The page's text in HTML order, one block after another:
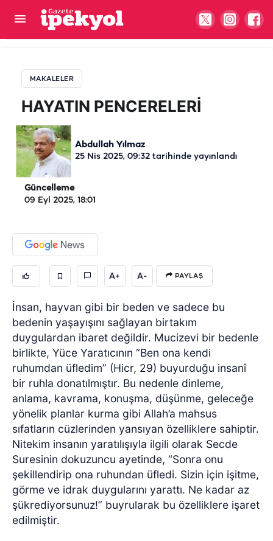
MAKALELER
HAYATIN PENCERELERİ
Abdullah Yılmaz
25 Nis 2025, 09:32 tarihinde yayınlandı
Güncelleme
09 Eyl 2025, 18:01
A+ A- PAYLAŞ
İnsan, hayvan gibi bir beden ve sadece bu
bedenin yaşayışını sağlayan birtakım
duygulardan ibaret değildir. Mucizevi bir bedenle
birlikte, Yüce Yaratıcının “Ben ona kendi
ruhumdan üfledim” (Hicr, 29) buyurduğu insanî
bir ruhla donatılmıştır. Bu nedenle dinleme,
anlama, kavrama, konuşma, düşünme, geleceğe
yönelik planlar kurma gibi Allah’a mahsus
sıfatların cüzlerinden yansıyan özelliklere sahiptir.
Nitekim insanın yaratılışıyla ilgili olarak Secde
Suresinin dokuzuncu ayetinde, “Sonra onu
şekillendirip ona ruhundan üfledi. Sizin için işitme,
görme ve idrak duygularını yarattı. Ne kadar az
şükrediyorsunuz!” buyrularak bu özelliklere işaret
edilmiştir.
HAYATIN PENCERELERİ